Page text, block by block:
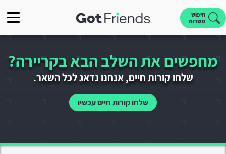
חיפוש
משרות
מחפשים את השלב הבא בקריירה?
שלחו קורות חיים, אנחנו נדאג לכל השאר.
שלחו קורות חיים עכשיו